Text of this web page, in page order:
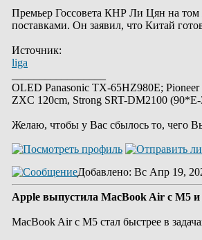
Премьер Госсовета КНР Ли Цян на
поставками. Он заявил, что Китай
Источник:
liga
OLED Panasonic TX-65HZ980E;
ZXC 120cm, Strong SRT-DM2100
Желаю, чтобы у Вас сбылось то, чего
Добавлено: Вс Апр 19,
Apple выпустила MacBook Air с M5 и
MacBook Air с M5 стал быстрее в